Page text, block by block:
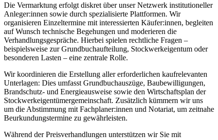
Die Vermarktung erfolgt diskret über unser Netzwerk institutioneller
Anleger:innen sowie durch spezialisierte Plattformen. Wir
organisieren Einzeltermine mit interessierten Käufer:innen, begleiten
auf Wunsch technische Begehungen und moderieren die
Verhandlungsgespräche. Hierbei spielen rechtliche Fragen –
beispielsweise zur Grundbuchaufteilung, Stockwerkeigentum oder
besonderen Lasten – eine zentrale Rolle.
Wir koordinieren die Erstellung aller erforderlichen kaufrelevanten
Unterlagen: Dies umfasst Grundbuchauszüge, Baubewilligungen,
Brandschutz- und Energieausweise sowie den Wirtschaftsplan der
Stockwerkeigentümergemeinschaft. Zusätzlich kümmern wir uns
um die Abstimmung mit Fachplaner:innen und Notariat, um zeitnahe
Beurkundungstermine zu gewährleisten.
Während der Preisverhandlungen unterstützen wir Sie mit